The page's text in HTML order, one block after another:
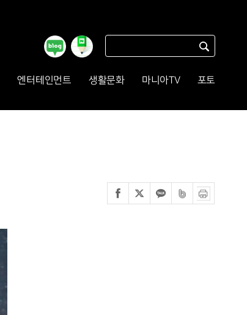
엔터테인먼트 생활문화 마니아TV 포토